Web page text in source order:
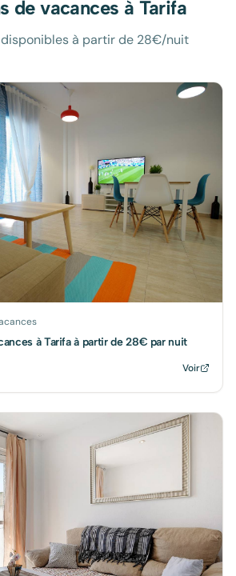
de vacances à Tarifa
à partir de 28€/nuit
à Tarifa à partir de 28€ par nuit
Voir